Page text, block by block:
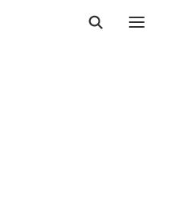
À
LE